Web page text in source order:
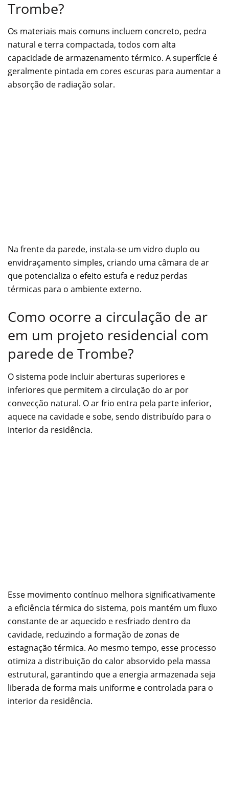
Trombe?
Os materiais mais comuns incluem concreto, pedra
natural e terra compactada, todos com alta
capacidade de armazenamento térmico. A superfície é
geralmente pintada em cores escuras para aumentar a
absorção de radiação solar.
Na frente da parede, instala-se um vidro duplo ou
envidraçamento simples, criando uma câmara de ar
que potencializa o efeito estufa e reduz perdas
térmicas para o ambiente externo.
Como ocorre a circulação de ar
em um projeto residencial com
parede de Trombe?
O sistema pode incluir aberturas superiores e
inferiores que permitem a circulação do ar por
convecção natural. O ar frio entra pela parte inferior,
aquece na cavidade e sobe, sendo distribuído para o
interior da residência.
Esse movimento contínuo melhora significativamente
a eficiência térmica do sistema, pois mantém um fluxo
constante de ar aquecido e resfriado dentro da
cavidade, reduzindo a formação de zonas de
estagnação térmica. Ao mesmo tempo, esse processo
otimiza a distribuição do calor absorvido pela massa
estrutural, garantindo que a energia armazenada seja
liberada de forma mais uniforme e controlada para o
interior da residência.